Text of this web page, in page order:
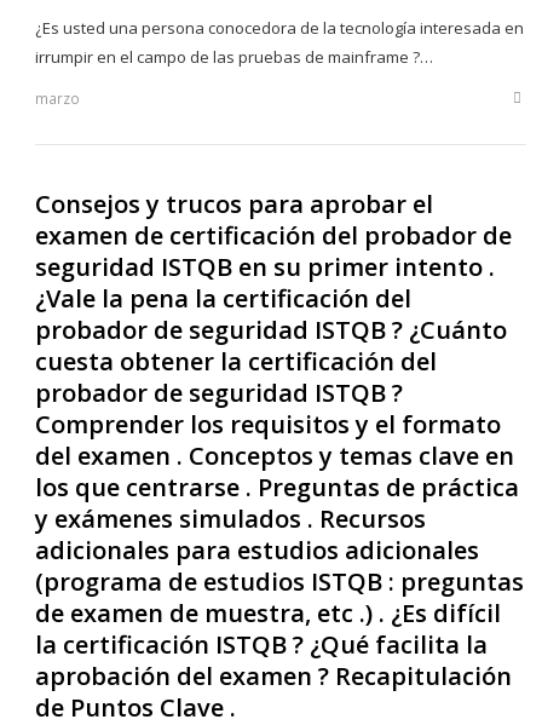
¿Es usted una persona conocedora de la tecnología interesada en
irrumpir en el campo de las pruebas de mainframe ?…
marzo
Consejos y trucos para aprobar el
examen de certificación del probador de
seguridad ISTQB en su primer intento .
¿Vale la pena la certificación del
probador de seguridad ISTQB ? ¿Cuánto
cuesta obtener la certificación del
probador de seguridad ISTQB ?
Comprender los requisitos y el formato
del examen . Conceptos y temas clave en
los que centrarse . Preguntas de práctica
y exámenes simulados . Recursos
adicionales para estudios adicionales
(programa de estudios ISTQB : preguntas
de examen de muestra, etc .) . ¿Es difícil
la certificación ISTQB ? ¿Qué facilita la
aprobación del examen ? Recapitulación
de Puntos Clave .